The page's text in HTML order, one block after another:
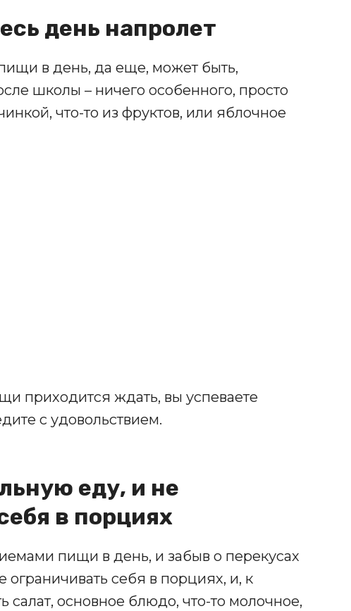
день напролет
в день, да еще, может быть,
школы – ничего особенного, просто
что-то из фруктов, или яблочное
приходится ждать, вы успеваете
с удовольствием.
еду, и не
в порциях
пищи в день, и забыв о перекусах
себя в порциях, и, к
салат, основное блюдо, что-то молочное,